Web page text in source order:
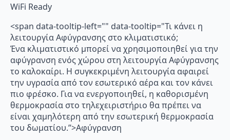
WiFi Ready
<span data-tooltip-left="" data-tooltip="Τι κάνει η
λειτουργία Αφύγρανσης στο κλιματιστικό;
Ένα κλιματιστικό μπορεί να χρησιμοποιηθεί για την
αφύγρανση ενός χώρου στη λειτουργία Αφύγρανσης
το καλοκαίρι. Η συγκεκριμένη λειτουργία αφαιρεί
την υγρασία από τον εσωτερικό αέρα και τον κάνει
πιο φρέσκο. Για να ενεργοποιηθεί, η καθορισμένη
θερμοκρασία στο τηλεχειριστήριο θα πρέπει να
είναι χαμηλότερη από την εσωτερική θερμοκρασία
του δωματίου.”>Αφύγρανση